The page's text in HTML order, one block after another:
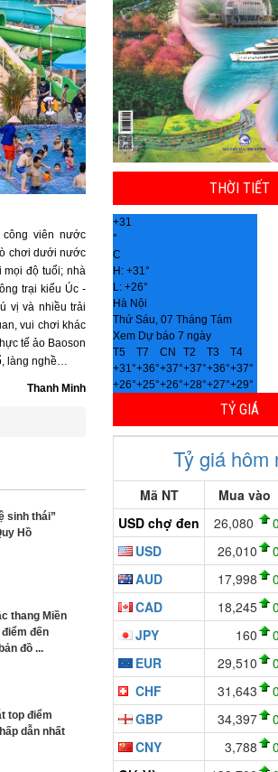
viên nước
chơi dưới nước
độ tuổi; nhà
trại kiểu Úc -
vị và nhiều trải
vui chơi khác
tế ảo Baoson
làng nghề…
Thanh Minh
sinh thái”
Hồ
thang Miền
đến
đồ ...
top điểm
dẫn nhất
THỜI TIẾT
+31
°
C
H: +31°
L: +26°
Hà Nội
Thứ Sáu, 07 Tháng Tám
Xem Dự báo 7 ngày
T5
T7 CN T2 T3
T4
+31°+36°+37°+37°+36°+37°
+26°+25°+26°+28°+27°+29°
TỶ GIÁ